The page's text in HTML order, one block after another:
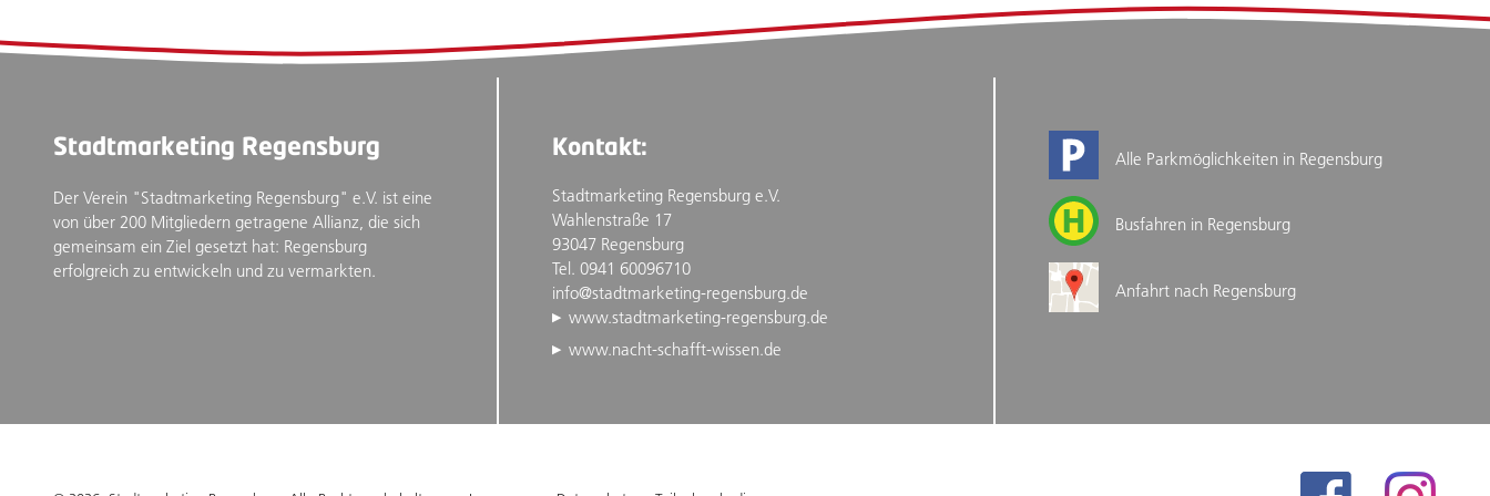
Stadtmarketing Regensburg
Der Verein "Stadtmarketing Regensburg" e.V. ist eine
von über 200 Mitgliedern getragene Allianz, die sich
gemeinsam ein Ziel gesetzt hat: Regensburg
erfolgreich zu entwickeln und zu vermarkten.
Kontakt:
Stadtmarketing Regensburg e.V.
Wahlenstraße 17
93047 Regensburg
Tel. 0941 60096710
info@stadtmarketing-regensburg.de
www.stadtmarketing-regensburg.de
www.nacht-schafft-wissen.de
Alle Parkmöglichkeiten in Regensburg
Busfahren in Regensburg
Anfahrt nach Regensburg